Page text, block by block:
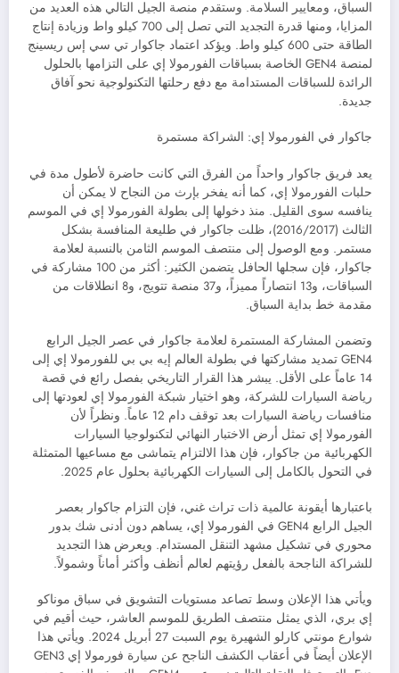
السباق، ومعايير السلامة. وستقدم منصة الجيل التالي هذه العديد من
المزايا، ومنها قدرة التجديد التي تصل إلى 700 كيلو واط وزيادة إنتاج
الطاقة حتى 600 كيلو واط. ويؤكد اعتماد جاكوار تي سي إس ريسينج
لمنصة GEN4 الخاصة بسباقات الفورمولا إي على التزامها بالحلول
الرائدة للسباقات المستدامة مع دفع رحلتها التكنولوجية نحو آفاق
جديدة.
جاكوار في الفورمولا إي: الشراكة مستمرة
يعد فريق جاكوار واحداً من الفرق التي كانت حاضرة لأطول مدة في
حلبات الفورمولا إي، كما أنه يفخر بإرث من النجاح لا يمكن أن
ينافسه سوى القليل. منذ دخولها إلى بطولة الفورمولا إي في الموسم
الثالث (2016/2017)، ظلت جاكوار في طليعة المنافسة بشكل
مستمر. ومع الوصول إلى منتصف الموسم الثامن بالنسبة لعلامة
جاكوار، فإن سجلها الحافل يتضمن الكثير: أكثر من 100 مشاركة في
السباقات، و13 انتصاراً مميزاً، و37 منصة تتويج، و8 انطلاقات من
مقدمة خط بداية السباق.
وتضمن المشاركة المستمرة لعلامة جاكوار في عصر الجيل الرابع
GEN4 تمديد مشاركتها في بطولة العالم إيه بي بي للفورمولا إي إلى
14 عاماً على الأقل. يبشر هذا القرار التاريخي بفصل رائع في قصة
رياضة السيارات للشركة، وهو اختيار شبكة الفورمولا إي لعودتها إلى
منافسات رياضة السيارات بعد توقف دام 12 عاماً. ونظراً لأن
الفورمولا إي تمثل أرض الاختبار النهائي لتكنولوجيا السيارات
الكهربائية من جاكوار، فإن هذا الالتزام يتماشى مع مساعيها المتمثلة
في التحول بالكامل إلى السيارات الكهربائية بحلول عام 2025.
باعتبارها أيقونة عالمية ذات تراث غني، فإن التزام جاكوار بعصر
الجيل الرابع GEN4 في الفورمولا إي، يساهم دون أدنى شك بدور
محوري في تشكيل مشهد التنقل المستدام. ويعرض هذا التجديد
للشراكة الناجحة بالفعل رؤيتهم لعالم أنظف وأكثر أماناً وشمولاً.
ويأتي هذا الإعلان وسط تصاعد مستويات التشويق في سباق موناكو
إي بري، الذي يمثل منتصف الطريق للموسم العاشر، حيث أقيم في
شوارع مونتي كارلو الشهيرة يوم السبت 27 أبريل 2024. ويأتي هذا
الإعلان أيضاً في أعقاب الكشف الناجح عن سيارة فورمولا إي GEN3